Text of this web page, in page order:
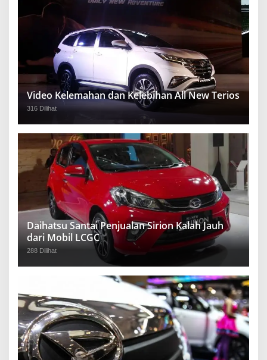
Video Kelemahan dan Kelebihan All New Terios
316 Dilihat
Daihatsu Santai Penjualan Sirion Kalah Jauh
dari Mobil LCGC
288 Dilihat